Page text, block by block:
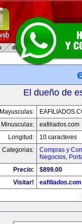
El dueño de
Mayusculas:
Minusculas:
eafiliados.com
Longitud:
10 caracteres
Categorias:
Compras y
Negocios,
Precio:
$899.00
Visitar!
eafiliados.com